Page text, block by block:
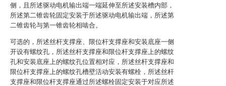
侧，且所述驱动电机输出端一端延伸至所述安装槽内部，
所述第二锥齿轮固定安装于所述驱动电机输出端，所述第
二锥齿轮与第一锥齿轮相啮合。
可选的，所述丝杆支撑座、限位杆支撑座和安装底座一侧
开设有螺纹孔，所述丝杆支撑座和限位杆支撑座上的螺纹
孔和安装底座上的螺纹孔位置相对应，所述丝杆支撑座和
限位杆支撑座上的螺纹孔槽壁活动安装有螺栓，所述丝杆
支撑座和限位杆支撑座通过所述螺栓固定安装于对应所述